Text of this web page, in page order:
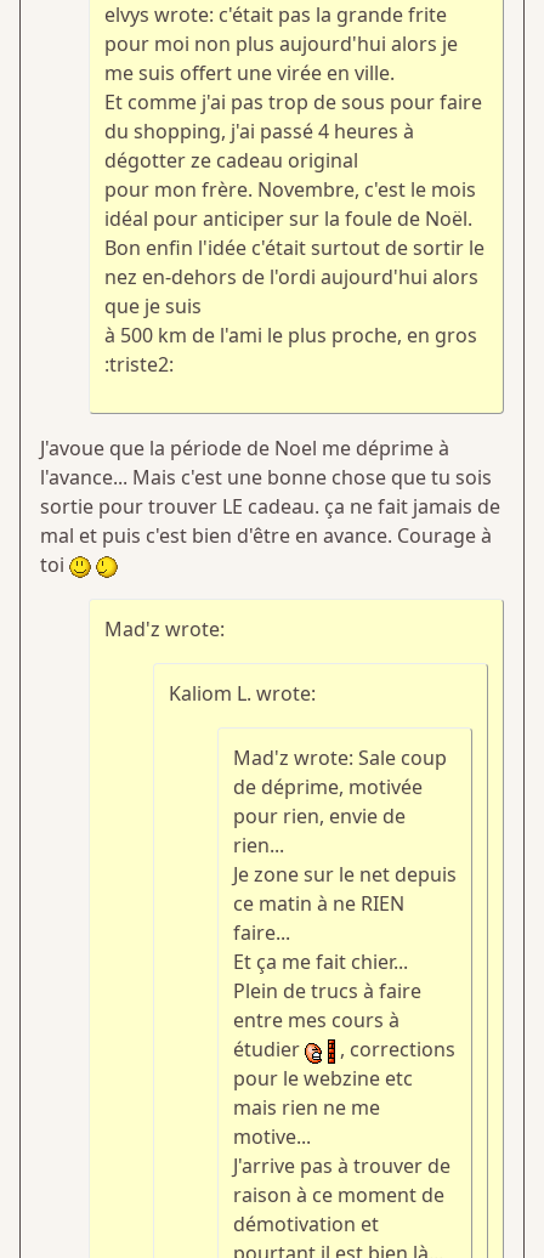
elvys wrote: c'était pas la grande frite
pour moi non plus aujourd'hui alors je
me suis offert une virée en ville.
Et comme j'ai pas trop de sous pour faire
du shopping, j'ai passé 4 heures à
dégotter ze cadeau original
pour mon frère. Novembre, c'est le mois
idéal pour anticiper sur la foule de Noël.
Bon enfin l'idée c'était surtout de sortir le
nez en-dehors de l'ordi aujourd'hui alors
que je suis
à 500 km de l'ami le plus proche, en gros
:triste2:
J'avoue que la période de Noel me déprime à
l'avance... Mais c'est une bonne chose que tu sois
sortie pour trouver LE cadeau. ça ne fait jamais de
mal et puis c'est bien d'être en avance. Courage à
toi
Mad'z wrote:
Kaliom L. wrote:
Mad'z wrote: Sale coup
de déprime, motivée
pour rien, envie de
rien...
Je zone sur le net depuis
ce matin à ne RIEN
faire...
Et ça me fait chier...
Plein de trucs à faire
entre mes cours à
étudier
, corrections
pour le webzine etc
mais rien ne me
motive...
J'arrive pas à trouver de
raison à ce moment de
démotivation et